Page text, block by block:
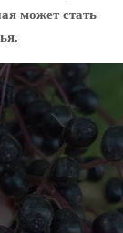
может стать